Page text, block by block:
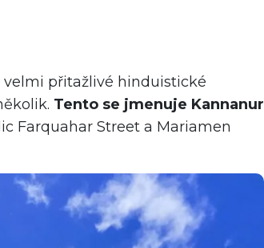
přitažlivé hinduistické
Tento se jmenuje Kannanur
Farquahar Street a Mariamen